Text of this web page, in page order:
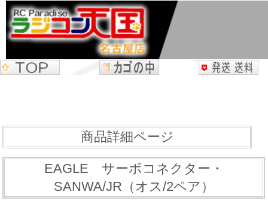
商品詳細ページ
EAGLE サーボコネクター・
SANWA/JR（オス/2ペア）